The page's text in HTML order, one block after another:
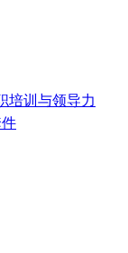
培训与领导力